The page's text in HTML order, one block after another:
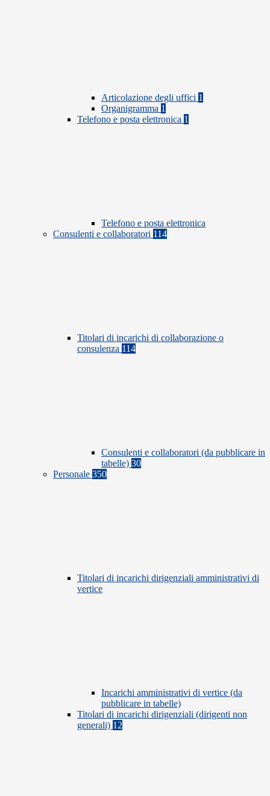
Articolazione degli uffici 1
Organigramma 1
Telefono e posta elettronica 1
Telefono e posta elettronica
Consulenti e collaboratori 114
Titolari di incarichi di collaborazione o
consulenza 114
Consulenti e collaboratori (da pubblicare in
tabelle) 30
Personale 350
Titolari di incarichi dirigenziali amministrativi di
vertice
Incarichi amministrativi di vertice (da
pubblicare in tabelle)
Titolari di incarichi dirigenziali (dirigenti non
generali) 12